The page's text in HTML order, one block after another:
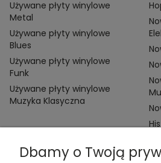
Używane płyty winylowe
Metal
Używane płyty winylowe
Blues
Używane płyty winylowe
Funk
Używane płyty winylowe
Muzyka Klasyczna
Dbamy o Twoją